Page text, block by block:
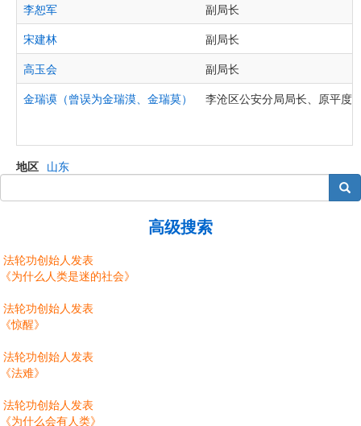
李恕军
副局长
宋建林
副局长
高玉会
副局长
金瑞谟（曾误为金瑞漠、金瑞莫）
李沧区公安分局局长、原平度
地区 山东
搜索
高级搜索
法轮功创始人发表
《为什么人类是迷的社会》
法轮功创始人发表
《惊醒》
法轮功创始人发表
《法难》
法轮功创始人发表
《为什么会有人类》